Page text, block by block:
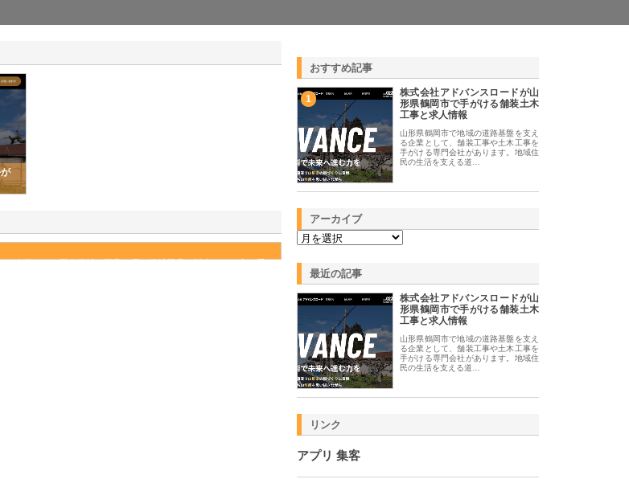
企業です。工作機械や工具、電気機械器具の販売などを主に手
おすすめ記事
1
株式会社アドバンスロードが山
形県鶴岡市で手がける舗装土木
工事と求人情報
山形県鶴岡市で地域の道路基盤を支え
る企業として、舗装工事や土木工事を
手がける専門会社があります。地域住
民の生活を支える道…
アーカイブ
最近の記事
株式会社アドバンスロードが山
形県鶴岡市で手がける舗装土木
工事と求人情報
山形県鶴岡市で地域の道路基盤を支え
る企業として、舗装工事や土木工事を
手がける専門会社があります。地域住
民の生活を支える道…
リンク
アプリ 集客